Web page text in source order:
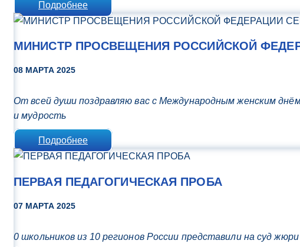
Подробнее
МИНИСТР ПРОСВЕЩЕНИЯ РОССИЙСКОЙ
08 МАРТА 2025
От всей души поздравляю вас с Международным женским
и мудрость
Подробнее
ПЕРВАЯ ПЕДАГОГИЧЕСКАЯ ПРОБА
07 МАРТА 2025
0 школьников из 10 регионов России представили на суд